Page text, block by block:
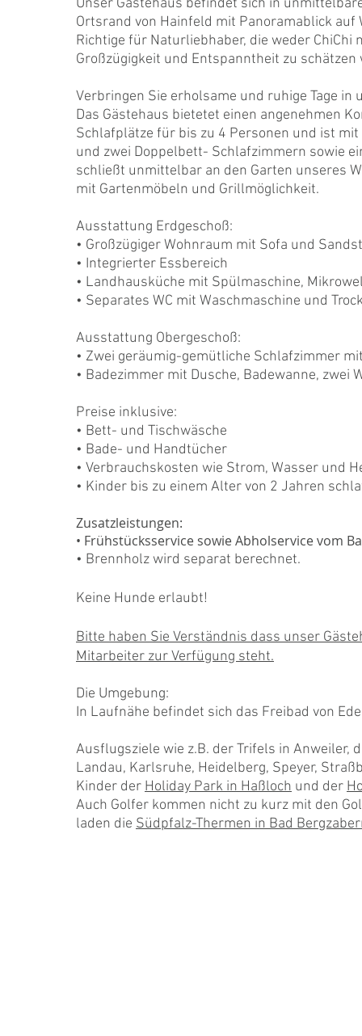
Unser Gästehaus befindet sich in
Ortsrand von Hainfeld mit Panoramablick
Richtige für Naturliebhaber, die weder ChiChi
Großzügigkeit und Entspanntheit zu
Verbringen Sie erholsame und ruhige Tage
Das Gästehaus bietetet einen angenehmen
Schlafplätze für bis zu 4 Personen und ist
und zwei Doppelbett- Schlafzimmern sowie
schließt unmittelbar an den Garten unseres
mit Gartenmöbeln und Grillmöglichkeit.
Ausstattung Erdgeschoß:
• Großzügiger Wohnraum mit Sofa und
• Integrierter Essbereich
• Landhausküche mit Spülmaschine,
• Separates WC mit Waschmaschine und
Ausstattung Obergeschoß:
• Zwei geräumig-gemütliche Schlafzimmer
• Badezimmer mit Dusche, Badewanne, zwei
Preise inklusive:
• Bett- und Tischwäsche
• Bade- und Handtücher
• Verbrauchskosten wie Strom, Wasser und
• Kinder bis zu einem Alter von 2 Jahren
Zusatzleistungen:
• Frühstücksservice sowie Abholservice vom
• Brennholz wird separat berechnet.
Keine Hunde erlaubt!
Bitte haben Sie Verständnis dass unser
Mitarbeiter zur Verfügung steht.
Die Umgebung:
In Laufnähe befindet sich das Freibad von
Ausflugsziele wie z.B. der Trifels in Anweiler,
Landau, Karlsruhe, Heidelberg, Speyer,
Kinder der Holiday Park in Haßloch und der
Auch Golfer kommen nicht zu kurz mit den
laden die Südpfalz-Thermen in Bad